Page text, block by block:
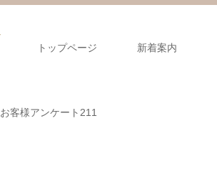
トップページ 新着案内
お客様アンケート211